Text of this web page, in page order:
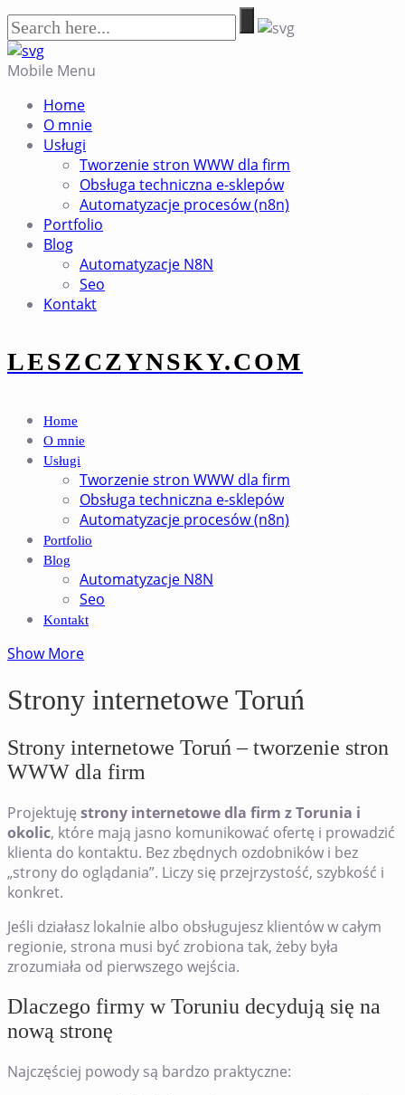
Mobile Menu
Home
O mnie
Usługi
Tworzenie stron WWW dla firm
Obsługa techniczna e-sklepów
Automatyzacje procesów (n8n)
Portfolio
Blog
Automatyzacje N8N
Seo
Kontakt
LESZCZYNSKY.COM
Home
O mnie
Usługi
Tworzenie stron WWW dla firm
Obsługa techniczna e-sklepów
Automatyzacje procesów (n8n)
Portfolio
Blog
Automatyzacje N8N
Seo
Kontakt
Show More
Strony internetowe Toruń
Strony internetowe Toruń – tworzenie stron
WWW dla firm
Projektuję strony internetowe dla firm z Torunia i
okolic, które mają jasno komunikować ofertę i prowadzić
klienta do kontaktu. Bez zbędnych ozdobników i bez
„strony do oglądania”. Liczy się przejrzystość, szybkość i
konkret.
Jeśli działasz lokalnie albo obsługujesz klientów w całym
regionie, strona musi być zrobiona tak, żeby była
zrozumiała od pierwszego wejścia.
Dlaczego firmy w Toruniu decydują się na
nową stronę
Najczęściej powody są bardzo praktyczne: